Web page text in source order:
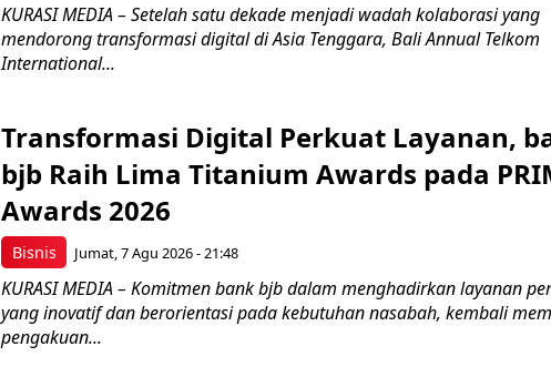
KURASI MEDIA – Setelah satu dekade menjadi wadah kolaborasi yang
mendorong transformasi digital di Asia Tenggara, Bali Annual Telkom
International...
Bisnis
Transformasi Digital Perkuat Layanan,
bjb Raih Lima Titanium Awards pada
Awards 2026
Jumat, 7 Agu 2026 - 21:48
KURASI MEDIA – Komitmen bank bjb dalam menghadirkan layanan
yang inovatif dan berorientasi pada kebutuhan nasabah, kembali
pengakuan...